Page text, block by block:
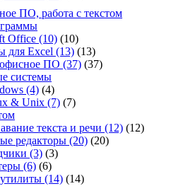
ПО, работа с текстом
Office (10) (10)
для Excel (13) (13)
ПО (37) (37)
системы
(4) (4)
& Unix (7) (7)
текста и речи (12) (12)
редакторы (20) (20)
(3) (3)
(6) (6)
(14) (14)